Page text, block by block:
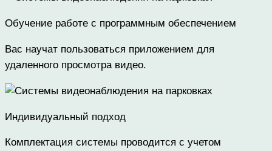
Обучение работе с программным обеспечением
Вас научат пользоваться приложением для
удаленного просмотра видео.
Индивидуальный подход
Комплектация системы проводится с учетом